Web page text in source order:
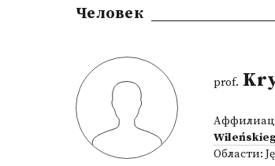
Человек
prof.
Области: